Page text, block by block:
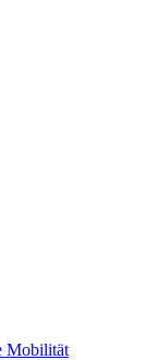
Mobilität